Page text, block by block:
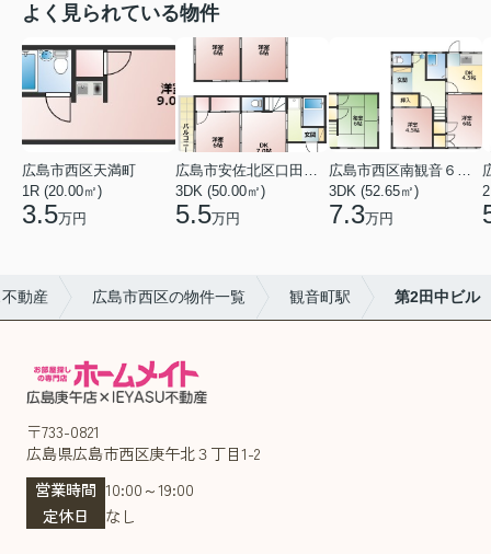
よく見られている物件
広島市西区天満町
1R (20.00㎡)
3.5万円
3DK (50.00㎡)
5.5万円
3DK (52.65㎡)
7.3万円
動産 広島市西区の物件一覧 観音町駅 第2田中ビル
〒733-0821
広島県広島市西区庚午北３丁目1-2
営業時間 10:00～19:00
定休日
なし